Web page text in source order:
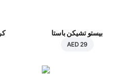
بيستو تشيكن باستا
AED 29